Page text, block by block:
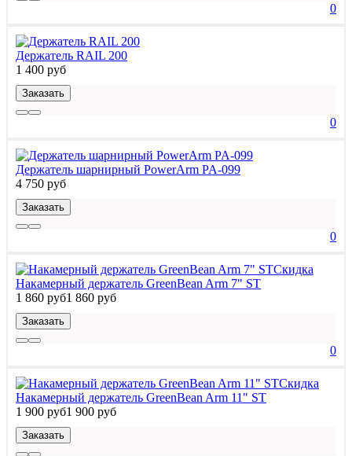
0
Держатель RAIL 200
1 400 руб
Заказать
0
Держатель шарнирный PowerArm PA-099
4 750 руб
Заказать
0
Скидка
Накамерный держатель GreenBean Arm 7" ST
1 860 руб1 860 руб
Заказать
0
Скидка
Накамерный держатель GreenBean Arm 11" ST
1 900 руб1 900 руб
Заказать